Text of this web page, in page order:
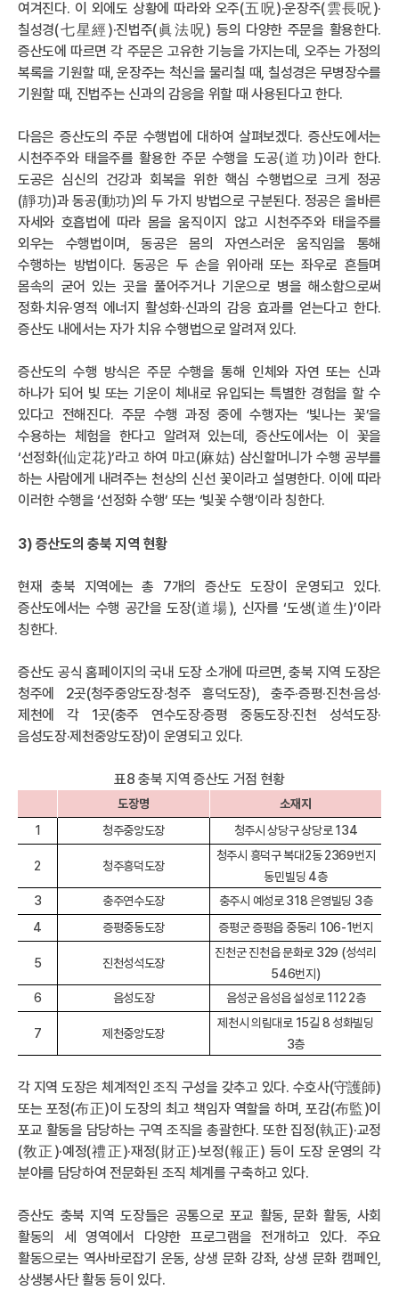
여겨진다. 이 외에도 상황에 따라와 오주(五呪)·운장주(雲長呪)·
칠성경(七星經)·진법주(眞法呪) 등의 다양한 주문을 활용한다.
증산도에 따르면 각 주문은 고유한 기능을 가지는데, 오주는 가정의
복록을 기원할 때, 운장주는 척신을 물리칠 때, 칠성경은 무병장수를
기원할 때, 진법주는 신과의 감응을 위할 때 사용된다고 한다.
다음은 증산도의 주문 수행법에 대하여 살펴보겠다. 증산도에서는
시천주주와 태을주를 활용한 주문 수행을 도공(道功)이라 한다.
도공은 심신의 건강과 회복을 위한 핵심 수행법으로 크게 정공
(靜功)과 동공(動功)의 두 가지 방법으로 구분된다. 정공은 올바른
자세와 호흡법에 따라 몸을 움직이지 않고 시천주주와 태을주를
외우는 수행법이며, 동공은 몸의 자연스러운 움직임을 통해
수행하는 방법이다. 동공은 두 손을 위아래 또는 좌우로 흔들며
몸속의 굳어 있는 곳을 풀어주거나 기운으로 병을 해소함으로써
정화·치유·영적 에너지 활성화·신과의 감응 효과를 얻는다고 한다.
증산도 내에서는 자가 치유 수행법으로 알려져 있다.
증산도의 수행 방식은 주문 수행을 통해 인체와 자연 또는 신과
하나가 되어 빛 또는 기운이 체내로 유입되는 특별한 경험을 할 수
있다고 전해진다. 주문 수행 과정 중에 수행자는 ‘빛나는 꽃’을
수용하는 체험을 한다고 알려져 있는데, 증산도에서는 이 꽃을
‘선정화(仙定花)’라고 하여 마고(麻姑) 삼신할머니가 수행 공부를
하는 사람에게 내려주는 천상의 신선 꽃이라고 설명한다. 이에 따라
이러한 수행을 ‘선정화 수행’ 또는 ‘빛꽃 수행’이라 칭한다.
3) 증산도의 충북 지역 현황
현재 충북 지역에는 총 7개의 증산도 도장이 운영되고 있다.
증산도에서는 수행 공간을 도장(道場), 신자를 ‘도생(道生)’이라
칭한다.
증산도 공식 홈페이지의 국내 도장 소개에 따르면, 충북 지역 도장은
청주에 2곳(청주중앙도장·청주 흥덕도장), 충주·증평·진천·음성·
제천에 각 1곳(충주 연수도장·증평 중동도장·진천 성석도장·
음성도장·제천중앙도장)이 운영되고 있다.
표8 충북 지역 증산도 거점 현황
도장명
소재지
1
청주중앙도장 청주시 상당구 상당로 134
2 청주흥덕도장
청주시 흥덕구 복대2동 2369번지
동민빌딩 4층
3
충주연수도장
충주시 예성로 318 은영빌딩 3층
4
증평중동도장 증평군 증평읍 중동리 106-1번지
5 진천성석도장
진천군 진천읍 문화로 329 (성석리
546번지)
6
음성도장 음성군 음성읍 설성로 112 2층
7 제천중앙도장
제천시 의림대로 15길 8 성화빌딩
3층
각 지역 도장은 체계적인 조직 구성을 갖추고 있다. 수호사(守護師)
또는 포정(布正)이 도장의 최고 책임자 역할을 하며, 포감(布監)이
포교 활동을 담당하는 구역 조직을 총괄한다. 또한 집정(執正)·교정
(敎正)·예정(禮正)·재정(財正)·보정(報正) 등이 도장 운영의 각
분야를 담당하여 전문화된 조직 체계를 구축하고 있다.
증산도 충북 지역 도장들은 공통으로 포교 활동, 문화 활동, 사회
활동의 세 영역에서 다양한 프로그램을 전개하고 있다. 주요
활동으로는 역사바로잡기 운동, 상생 문화 강좌, 상생 문화 캠페인,
상생봉사단 활동 등이 있다.